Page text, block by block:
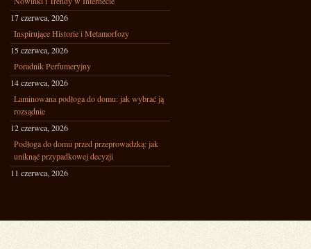
17 czerwca, 2026
Inspirujące Historie i Metamorfozy
15 czerwca, 2026
Poradnik Perfumeryjny
14 czerwca, 2026
Laminowana podłoga do domu: jak wybrać ją
rozsądnie
12 czerwca, 2026
Podłoga do domu przed przeprowadzką: jak
uniknąć przypadkowej decyzji
11 czerwca, 2026